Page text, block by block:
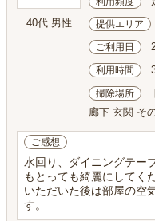
40代 男性 提供エリア
ご利用日
利用時間
掃除場所
廊下 玄関 そ
ご感想
水回り、ダイニングテー
もとっても綺麗にしてく
いただいた後は部屋の空
す。